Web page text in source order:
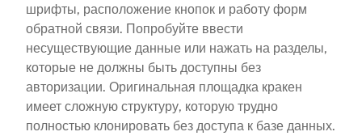
шрифты, расположение кнопок и работу форм
обратной связи. Попробуйте ввести
несуществующие данные или нажать на разделы,
которые не должны быть доступны без
авторизации. Оригинальная площадка кракен
имеет сложную структуру, которую трудно
полностью клонировать без доступа к базе данных.